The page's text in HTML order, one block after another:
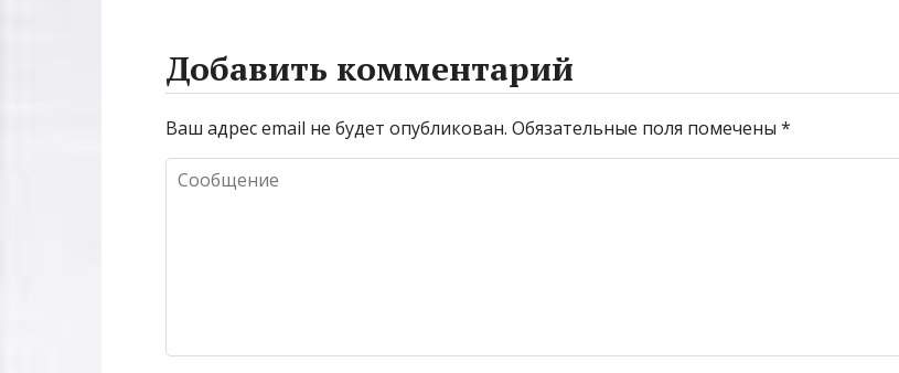
Добавить комментарий
Ваш адрес email не будет опубликован. Обязательные поля помечены *